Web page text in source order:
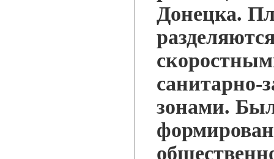
Донецка.
зонами.